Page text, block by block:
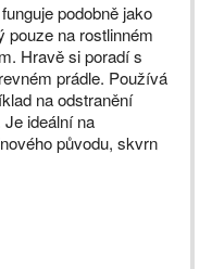
podobně jako
na rostlinném
Hravě si poradí s
prádle. Používá
na odstranění
ideální na
původu, skvrn